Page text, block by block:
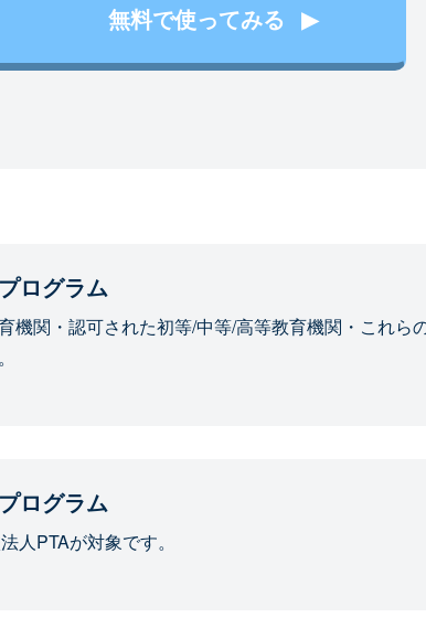
無料で使ってみる
ログラム
機関・認可された初等/中等/高等教育機関・これ
ログラム
人PTAが対象です。